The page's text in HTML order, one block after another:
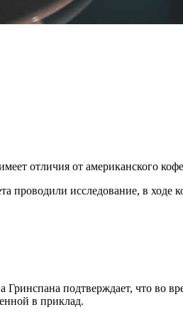
отличия от американского
исследование, в ходе
подтверждает, что во
в приклад.